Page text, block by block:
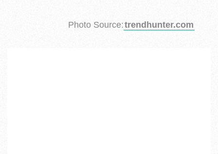
Photo Source:trendhunter.com